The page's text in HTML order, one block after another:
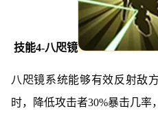
技能4-八咫镜
八咫镜系统能够有效反射敌
时，降低攻击者30%暴击几率